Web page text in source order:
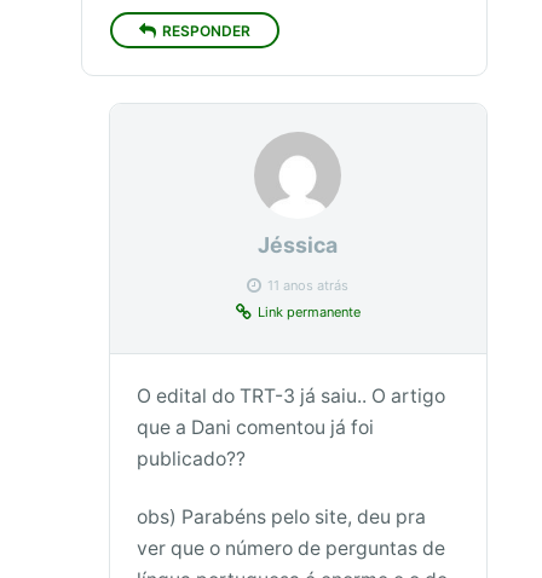
RESPONDER
Jéssica
11 anos atrás
Link permanente
O edital do TRT-3 já saiu.. O artigo
que a Dani comentou já foi
publicado??
obs) Parabéns pelo site, deu pra
ver que o número de perguntas de